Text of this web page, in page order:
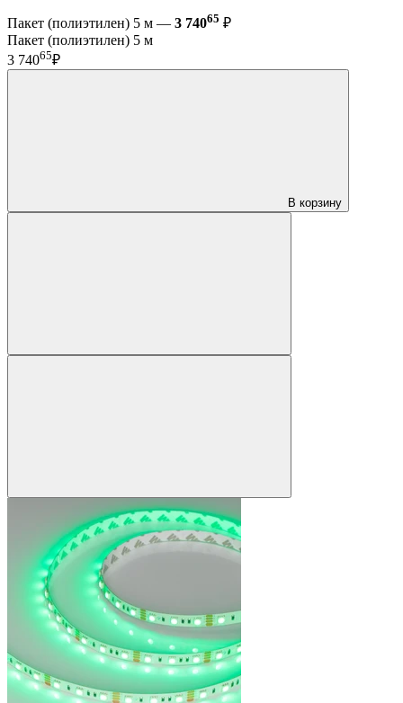
Пакет (полиэтилен) 5 м — 3 74065 ₽
Пакет (полиэтилен) 5 м
3 74065₽
В корзину